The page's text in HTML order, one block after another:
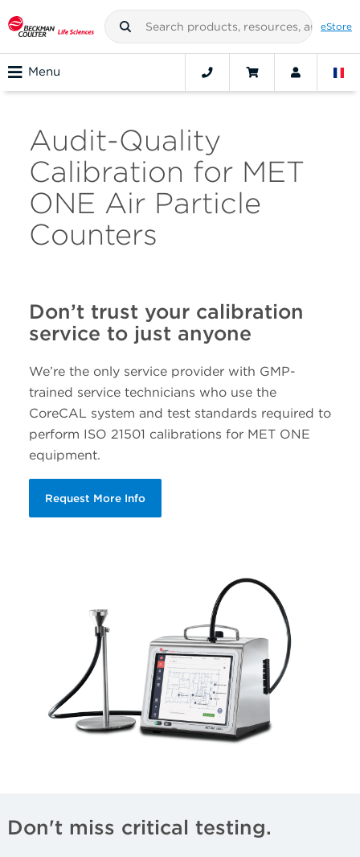
eStore
Menu
Audit-Quality
Calibration for MET
ONE Air Particle
Counters
Don’t trust your calibration
service to just anyone
We’re the only service provider with GMP-
trained service technicians who use the
CoreCAL system and test standards required to
perform ISO 21501 calibrations for MET ONE
equipment.
Request More Info
Don't miss critical testing.